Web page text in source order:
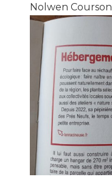
Nolwen Courson